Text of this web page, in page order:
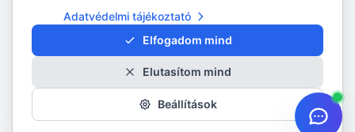
Adatvédelmi tájékoztató
Elfogadom mind
Elutasítom mind
Beállítások